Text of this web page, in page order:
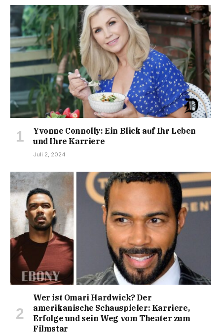
Yvonne Connolly: Ein Blick auf Ihr Leben
und Ihre Karriere
Juli 2, 2024
Wer ist Omari Hardwick? Der
amerikanische Schauspieler: Karriere,
Erfolge und sein Weg vom Theater zum
Filmstar